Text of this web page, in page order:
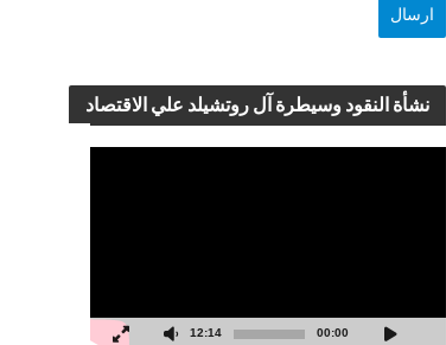
نشأة النقود وسيطرة آل روتشيلد علي الاقتصاد
00:00
12:14